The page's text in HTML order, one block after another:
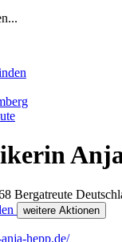
Bergatreute
weitere Aktionen
hepp.de/